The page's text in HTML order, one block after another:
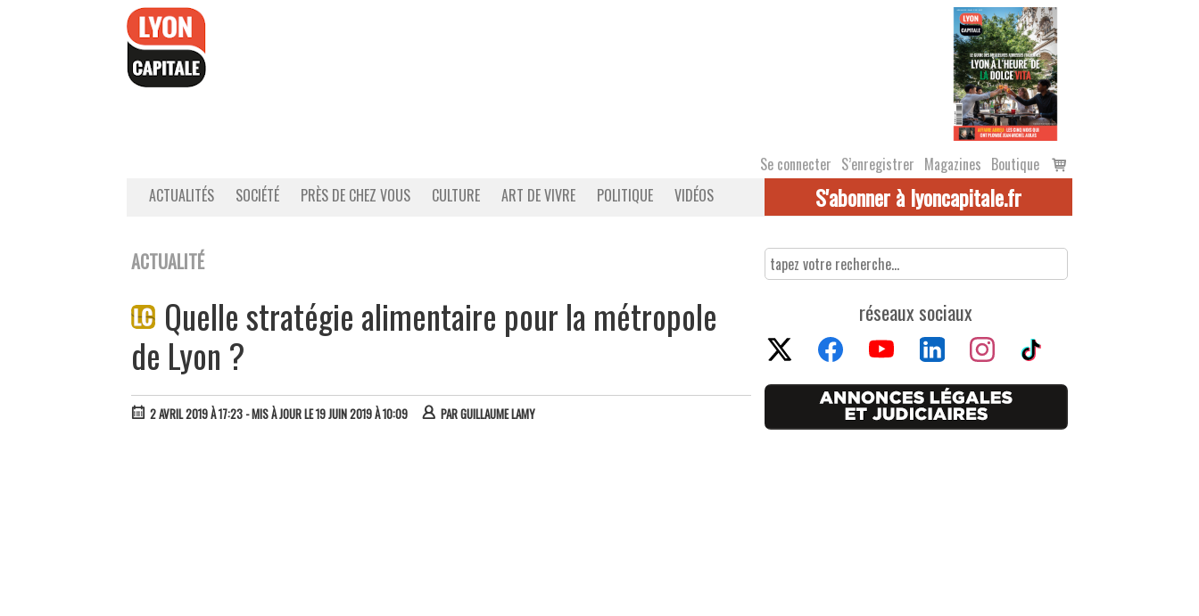
Se connecter S’enregistrer Magazines Boutique
Voir
le
ACTUALITÉS SOCIÉTÉ PRÈS DE CHEZ VOUS CULTURE ART DE VIVRE POLITIQUE VIDÉOS S'abonner à lyoncapitale.fr
ACTUALITÉ
Quelle stratégie alimentaire pour la métropole
de Lyon ?
2 AVRIL 2019 À 17:23 - MIS À JOUR LE 19 JUIN 2019 À 10:09 PARGUILLAUME LAMY
réseaux sociaux